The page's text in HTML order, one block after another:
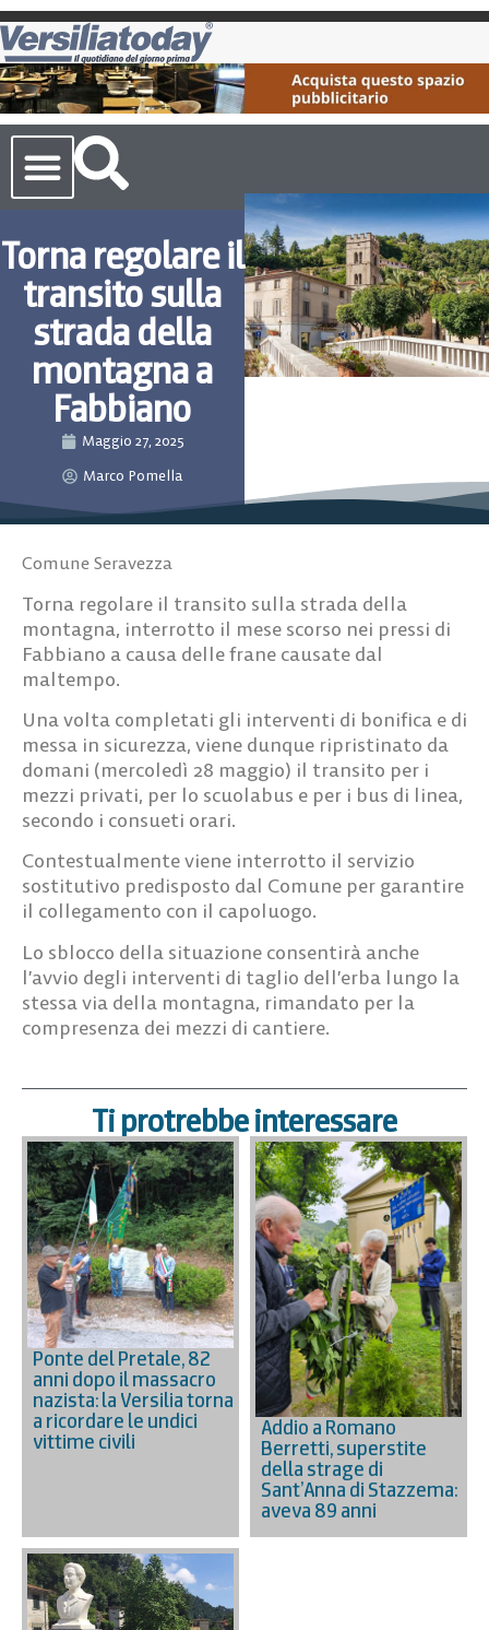
Torna regolare il
transito sulla
strada della
montagna a
Fabbiano
Maggio 27, 2025
Marco Pomella
Comune Seravezza
Torna regolare il transito sulla strada della
montagna, interrotto il mese scorso nei pressi di
Fabbiano a causa delle frane causate dal
maltempo.
Una volta completati gli interventi di bonifica e di
messa in sicurezza, viene dunque ripristinato da
domani (mercoledì 28 maggio) il transito per i
mezzi privati, per lo scuolabus e per i bus di linea,
secondo i consueti orari.
Contestualmente viene interrotto il servizio
sostitutivo predisposto dal Comune per garantire
il collegamento con il capoluogo.
Lo sblocco della situazione consentirà anche
l’avvio degli interventi di taglio dell’erba lungo la
stessa via della montagna, rimandato per la
compresenza dei mezzi di cantiere.
Ti protrebbe interessare
Ponte del Pretale, 82
anni dopo il massacro
nazista: la Versilia torna
a ricordare le undici
vittime civili
Addio a Romano
Berretti, superstite
della strage di
Sant’Anna di Stazzema:
aveva 89 anni